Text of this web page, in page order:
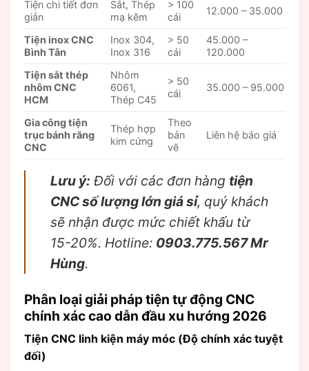
Tiện chi tiết đơn
giản
Sắt, Thép
mạ kẽm
> 100
cái
12.000 – 35.000
Tiện inox CNC
Bình Tân
Inox 304,
Inox 316
> 50
cái
45.000 –
120.000
Tiện sắt thép
nhôm CNC
HCM
Nhôm
6061,
Thép C45
> 50
cái
35.000 – 95.000
Gia công tiện
trục bánh răng
CNC
Thép hợp
kim cứng
Theo
bản
vẽ
Liên hệ báo giá
Lưu ý: Đối với các đơn hàng tiện
CNC số lượng lớn giá sỉ, quý khách
sẽ nhận được mức chiết khấu từ
15-20%. Hotline: 0903.775.567 Mr
Hùng.
Phân loại giải pháp tiện tự động CNC
chính xác cao dẫn đầu xu hướng 2026
Tiện CNC linh kiện máy móc (Độ chính xác tuyệt
đối)